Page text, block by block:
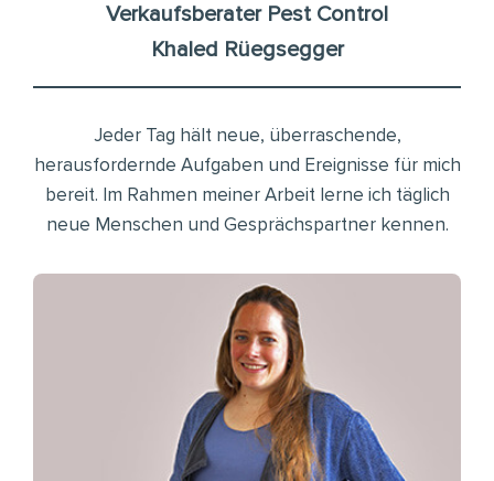
Verkaufsberater Pest Control
Khaled Rüegsegger
Jeder Tag hält neue, überraschende,
herausfordernde Aufgaben und Ereignisse für mich
bereit. Im Rahmen meiner Arbeit lerne ich täglich
neue Menschen und Gesprächspartner kennen.